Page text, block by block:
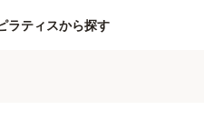
ラティスから探す